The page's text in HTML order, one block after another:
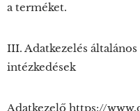
a terméket.
III. Adatkezelés
intézkedések
Adatkezelő https://